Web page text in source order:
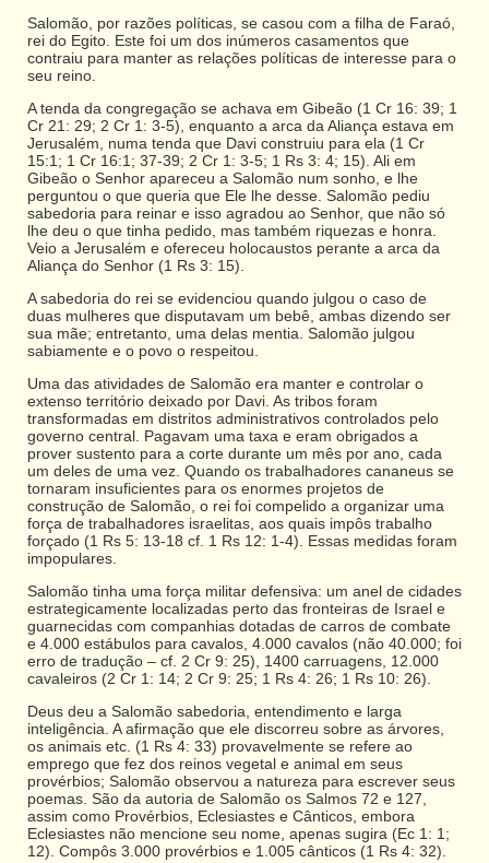
Salomão, por razões políticas, se casou com a filha de Faraó,
rei do Egito. Este foi um dos inúmeros casamentos que
contraiu para manter as relações políticas de interesse para o
seu reino.
A tenda da congregação se achava em Gibeão (1 Cr 16: 39; 1
Cr 21: 29; 2 Cr 1: 3-5), enquanto a arca da Aliança estava em
Jerusalém, numa tenda que Davi construiu para ela (1 Cr
15:1; 1 Cr 16:1; 37-39; 2 Cr 1: 3-5; 1 Rs 3: 4; 15). Ali em
Gibeão o Senhor apareceu a Salomão num sonho, e lhe
perguntou o que queria que Ele lhe desse. Salomão pediu
sabedoria para reinar e isso agradou ao Senhor, que não só
lhe deu o que tinha pedido, mas também riquezas e honra.
Veio a Jerusalém e ofereceu holocaustos perante a arca da
Aliança do Senhor (1 Rs 3: 15).
A sabedoria do rei se evidenciou quando julgou o caso de
duas mulheres que disputavam um bebê, ambas dizendo ser
sua mãe; entretanto, uma delas mentia. Salomão julgou
sabiamente e o povo o respeitou.
Uma das atividades de Salomão era manter e controlar o
extenso território deixado por Davi. As tribos foram
transformadas em distritos administrativos controlados pelo
governo central. Pagavam uma taxa e eram obrigados a
prover sustento para a corte durante um mês por ano, cada
um deles de uma vez. Quando os trabalhadores cananeus se
tornaram insuficientes para os enormes projetos de
construção de Salomão, o rei foi compelido a organizar uma
força de trabalhadores israelitas, aos quais impôs trabalho
forçado (1 Rs 5: 13-18 cf. 1 Rs 12: 1-4). Essas medidas foram
impopulares.
Salomão tinha uma força militar defensiva: um anel de cidades
estrategicamente localizadas perto das fronteiras de Israel e
guarnecidas com companhias dotadas de carros de combate
e 4.000 estábulos para cavalos, 4.000 cavalos (não 40.000; foi
erro de tradução – cf. 2 Cr 9: 25), 1400 carruagens, 12.000
cavaleiros (2 Cr 1: 14; 2 Cr 9: 25; 1 Rs 4: 26; 1 Rs 10: 26).
Deus deu a Salomão sabedoria, entendimento e larga
inteligência. A afirmação que ele discorreu sobre as árvores,
os animais etc. (1 Rs 4: 33) provavelmente se refere ao
emprego que fez dos reinos vegetal e animal em seus
provérbios; Salomão observou a natureza para escrever seus
poemas. São da autoria de Salomão os Salmos 72 e 127,
assim como Provérbios, Eclesiastes e Cânticos, embora
Eclesiastes não mencione seu nome, apenas sugira (Ec 1: 1;
12). Compôs 3.000 provérbios e 1.005 cânticos (1 Rs 4: 32).